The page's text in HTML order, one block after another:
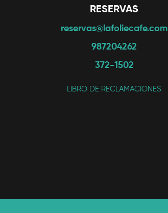
RESERVAS
reservas@lafoliecafe.com
987204262
372-1502
LIBRO DE RECLAMACIONES